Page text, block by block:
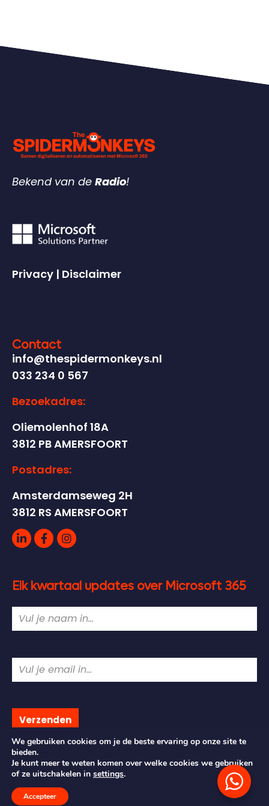
Bekend van de Radio!
Privacy | Disclaimer
Contact
info@thespidermonkeys.nl
033 234 0 567
Bezoekadres:
Oliemolenhof 18A
3812 PB AMERSFOORT
Postadres:
Amsterdamseweg 2H
3812 RS AMERSFOORT
Elk kwartaal updates over Microsoft 365
We gebruiken cookies om je de beste ervaring op onze site te
bieden.
Je kunt meer te weten komen over welke cookies we gebruiken
of ze uitschakelen in settings.
Accepteer